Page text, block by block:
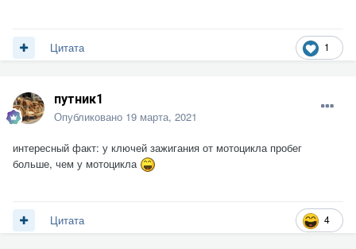
1
Цитата
путник1
Опубликовано 19 марта, 2021
интересный факт: у ключей зажигания от мотоцикла пробег
больше, чем у мотоцикла
4
Цитата